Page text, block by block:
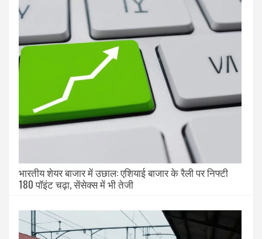
भारतीय शेयर बाजार में उछाल: एशियाई बाजार के रैली पर निफ्टी
180 पॉइंट चढ़ा, सेंसेक्स में भी तेजी